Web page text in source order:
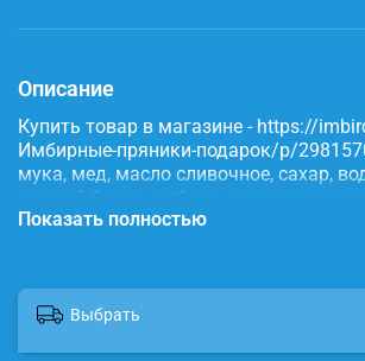
Описание
Купить товар в магазине - https://
Имбирные-пряники-подарок/p/
мука, мед, масло сливочное, сахар,
яичный белок, имбирь, корица, сода,
красители.
Показать полностью
Выбрать